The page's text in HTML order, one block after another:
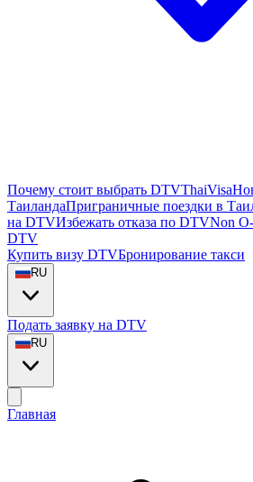
Почему стоит выбрать DTVThaiVisa
ТаиландаПриграничные поездки в
на DTVИзбежать отказа по DTVNon
DTV
Купить визу DTVБронирование такси
RU
Подать заявку на DTV
RU
Главная